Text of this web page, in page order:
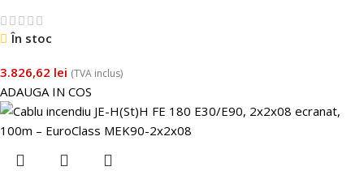
În stoc
3.826,62 lei (TVA inclus)
ADAUGA IN COS